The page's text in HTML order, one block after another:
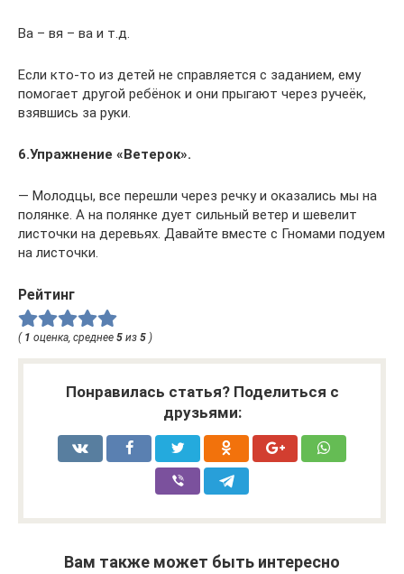
Ва – вя – ва и т.д.
Если кто-то из детей не справляется с заданием, ему
помогает другой ребёнок и они прыгают через ручеёк,
взявшись за руки.
6.Упражнение «Ветерок».
— Молодцы, все перешли через речку и оказались мы на
полянке. А на полянке дует сильный ветер и шевелит
листочки на деревьях. Давайте вместе с Гномами подуем
на листочки.
Рейтинг
( 1 оценка, среднее 5 из 5 )
Понравилась статья? Поделиться с
друзьями:
Вам также может быть интересно